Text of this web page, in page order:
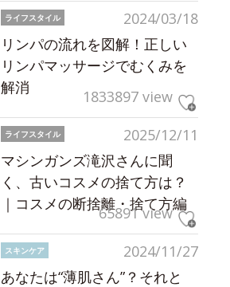
2024/03/18
ライフスタイル
リンパの流れを図解！正しい
リンパマッサージでむくみを
解消
1833897 view
2025/12/11
ライフスタイル
マシンガンズ滝沢さんに聞
く、古いコスメの捨て方は？
｜コスメの断捨離・捨て方編
65891 view
2024/11/27
スキンケア
あなたは“薄肌さん”？それと